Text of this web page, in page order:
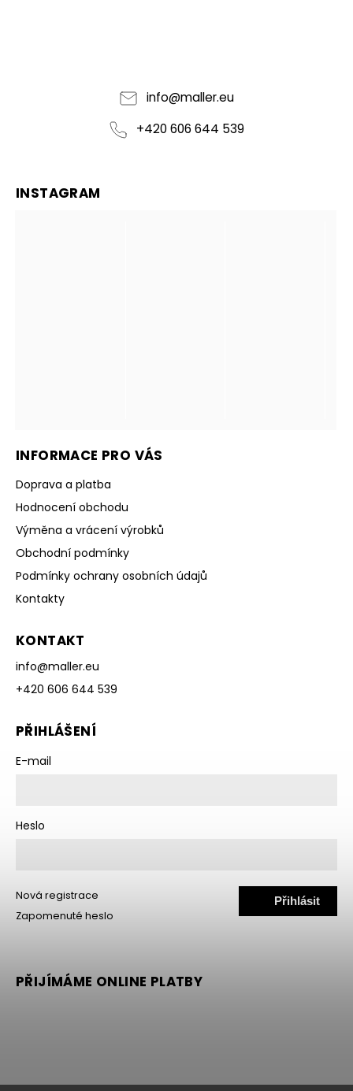
info@maller.eu
+420 606 644 539
INFORMACE PRO VÁS
Doprava a platba
Hodnocení obchodu
Výměna a vrácení výrobků
Obchodní podmínky
Podmínky ochrany osobních údajů
Kontakty
KONTAKT
info@maller.eu
+420 606 644 539
INSTAGRAM
PŘIHLÁŠENÍ
E-mail
Heslo
Přihlásit
Nová registrace
Zapomenuté heslo
PŘIJÍMÁME ONLINE PLATBY